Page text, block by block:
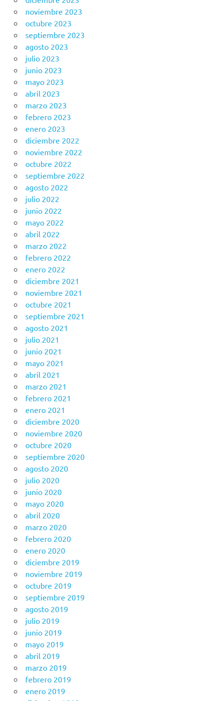
noviembre 2023
octubre 2023
septiembre 2023
agosto 2023
julio 2023
junio 2023
mayo 2023
abril 2023
marzo 2023
febrero 2023
enero 2023
diciembre 2022
noviembre 2022
octubre 2022
septiembre 2022
agosto 2022
julio 2022
junio 2022
mayo 2022
abril 2022
marzo 2022
febrero 2022
enero 2022
diciembre 2021
noviembre 2021
octubre 2021
septiembre 2021
agosto 2021
julio 2021
junio 2021
mayo 2021
abril 2021
marzo 2021
febrero 2021
enero 2021
diciembre 2020
noviembre 2020
octubre 2020
septiembre 2020
agosto 2020
julio 2020
junio 2020
mayo 2020
abril 2020
marzo 2020
febrero 2020
enero 2020
diciembre 2019
noviembre 2019
octubre 2019
septiembre 2019
agosto 2019
julio 2019
junio 2019
mayo 2019
abril 2019
marzo 2019
febrero 2019
enero 2019